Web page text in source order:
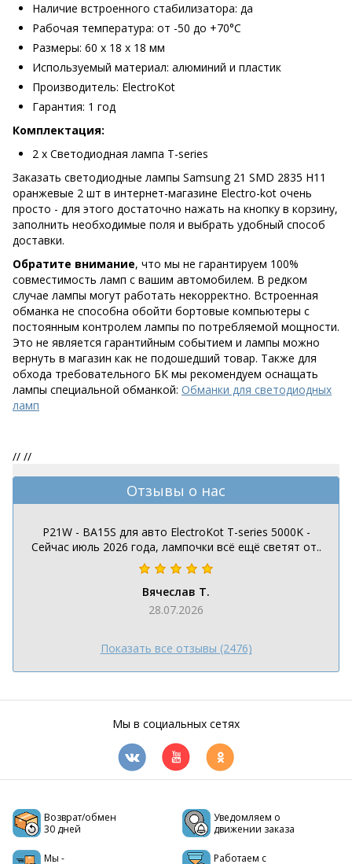
Наличие встроенного стабилизатора: да
Рабочая температура: от -50 до +70°С
Размеры: 60 х 18 х 18 мм
Используемый материал: алюминий и пластик
Производитель: ElectroKot
Гарантия: 1 год
Комплектация:
2 х Светодиодная лампа T-series
Заказать светодиодные лампы Samsung 21 SMD 2835 H11
оранжевые 2 шт в интернет-магазине Electro-kot очень
просто - для этого достаточно нажать на кнопку в корзину,
заполнить необходимые поля и выбрать удобный способ
доставки.
Обратите внимание, что мы не гарантируем 100%
совместимость ламп с вашим автомобилем. В редком
случае лампы могут работать некорректно. Встроенная
обманка не способна обойти бортовые компьютеры с
постоянным контролем лампы по потребляемой мощности.
Это не является гарантийным событием и лампы можно
вернуть в магазин как не подошедший товар. Также для
обхода требовательного БК мы рекомендуем оснащать
лампы специальной обманкой: Обманки для светодиодных
ламп
// //
Отзывы о нас
P21W - BA15S для авто ElectroKot T-series 5000K -
Сейчас июль 2026 года, лампочки всё ещё светят от..
Вячеслав Т.
28.07.2026
Показать все отзывы (2476)
Мы в социальных сетях
Возврат/обмен
30 дней
Уведомляем о
движении заказа
Мы -
Работаем с